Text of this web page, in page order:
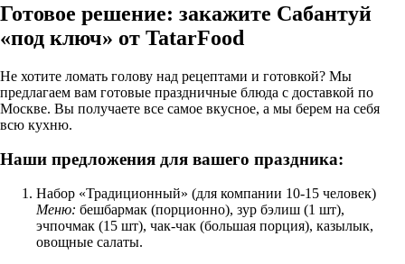
Готовое решение: закажите Сабантуй
«под ключ» от TatarFood
Не хотите ломать голову над рецептами и готовкой? Мы
предлагаем вам готовые праздничные блюда с доставкой по
Москве. Вы получаете все самое вкусное, а мы берем на себя
всю кухню.
Наши предложения для вашего праздника:
Набор «Традиционный» (для компании 10-15 человек)
Меню: бешбармак (порционно), зур бэлиш (1 шт),
эчпочмак (15 шт), чак-чак (большая порция), казылык,
овощные салаты.